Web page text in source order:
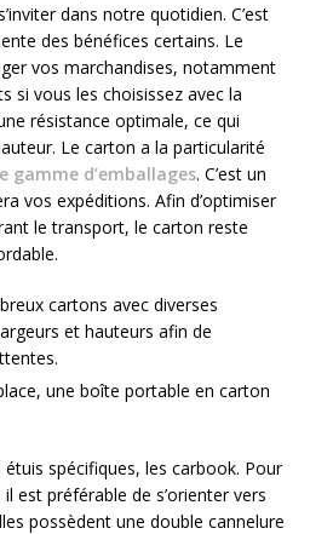
dans notre quotidien. C’est
des bénéfices certains. Le
vos marchandises, notamment
si vous les choisissez avec la
résistance optimale, ce qui
Le carton a la particularité
gamme d’emballages. C’est un
vos expéditions. Afin d’optimiser
le transport, le carton reste
cartons avec diverses
et hauteurs afin de
une boîte portable en carton
spécifiques, les carbook. Pour
est préférable de s’orienter vers
possèdent une double cannelure